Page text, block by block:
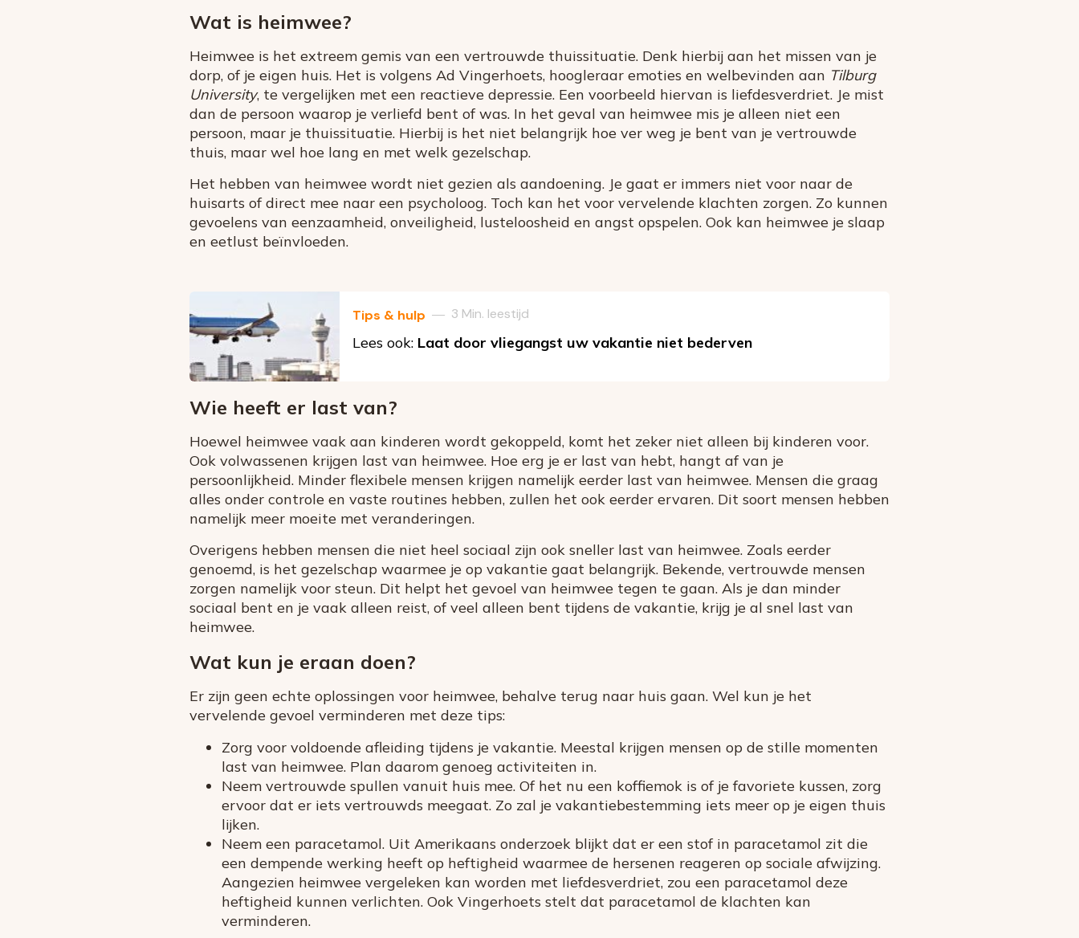
Wat is heimwee?
Heimwee is het extreem gemis van een vertrouwde thuissituatie. Denk hierbij aan het missen van je
dorp, of je eigen huis. Het is volgens Ad Vingerhoets, hoogleraar emoties en welbevinden aan Tilburg
University, te vergelijken met een reactieve depressie. Een voorbeeld hiervan is liefdesverdriet. Je mist
dan de persoon waarop je verliefd bent of was. In het geval van heimwee mis je alleen niet een
persoon, maar je thuissituatie. Hierbij is het niet belangrijk hoe ver weg je bent van je vertrouwde
thuis, maar wel hoe lang en met welk gezelschap.
Het hebben van heimwee wordt niet gezien als aandoening. Je gaat er immers niet voor naar de
huisarts of direct mee naar een psycholoog. Toch kan het voor vervelende klachten zorgen. Zo kunnen
gevoelens van eenzaamheid, onveiligheid, lusteloosheid en angst opspelen. Ook kan heimwee je slaap
en eetlust beïnvloeden.
Tips & hulp — 3 Min. leestijd
Lees ook: Laat door vliegangst uw vakantie niet bederven
Wie heeft er last van?
Hoewel heimwee vaak aan kinderen wordt gekoppeld, komt het zeker niet alleen bij kinderen voor.
Ook volwassenen krijgen last van heimwee. Hoe erg je er last van hebt, hangt af van je
persoonlijkheid. Minder flexibele mensen krijgen namelijk eerder last van heimwee. Mensen die graag
alles onder controle en vaste routines hebben, zullen het ook eerder ervaren. Dit soort mensen hebben
namelijk meer moeite met veranderingen.
Overigens hebben mensen die niet heel sociaal zijn ook sneller last van heimwee. Zoals eerder
genoemd, is het gezelschap waarmee je op vakantie gaat belangrijk. Bekende, vertrouwde mensen
zorgen namelijk voor steun. Dit helpt het gevoel van heimwee tegen te gaan. Als je dan minder
sociaal bent en je vaak alleen reist, of veel alleen bent tijdens de vakantie, krijg je al snel last van
heimwee.
Wat kun je eraan doen?
Er zijn geen echte oplossingen voor heimwee, behalve terug naar huis gaan. Wel kun je het
vervelende gevoel verminderen met deze tips:
Zorg voor voldoende afleiding tijdens je vakantie. Meestal krijgen mensen op de stille momenten
last van heimwee. Plan daarom genoeg activiteiten in.
Neem vertrouwde spullen vanuit huis mee. Of het nu een koffiemok is of je favoriete kussen, zorg
ervoor dat er iets vertrouwds meegaat. Zo zal je vakantiebestemming iets meer op je eigen thuis
lijken.
Neem een paracetamol. Uit Amerikaans onderzoek blijkt dat er een stof in paracetamol zit die
een dempende werking heeft op heftigheid waarmee de hersenen reageren op sociale afwijzing.
Aangezien heimwee vergeleken kan worden met liefdesverdriet, zou een paracetamol deze
heftigheid kunnen verlichten. Ook Vingerhoets stelt dat paracetamol de klachten kan
verminderen.